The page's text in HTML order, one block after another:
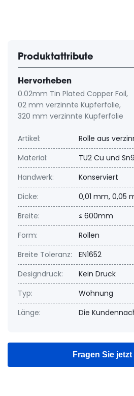
Produktattribute
Hervorheben
0.02mm Tin Plated Copper Foil,
02 mm verzinnte Kupferfolie,
320 mm verzinnte Kupferfolie
Artikel:
Rolle aus
Material:
TU2 Cu und
Handwerk:
Konserviert
Dicke:
0,01 mm, 0,05
Breite:
≤ 600mm
Form:
Rollen
Breite Toleranz:
EN1652
Designdruck:
Kein Druck
Typ:
Wohnung
Länge:
Die
Fragen Sie